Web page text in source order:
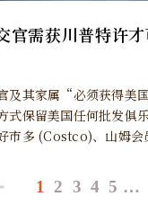
官需获川普特许
及其家属“必须获得美
式保留美国任何批发俱
市多 (Costco)、山姆
1 2 3 4 5 …